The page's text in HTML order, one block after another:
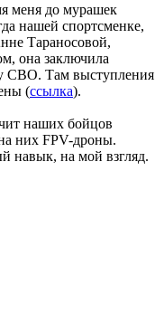
меня до мурашек
нашей спортсменке,
Тараносовой,
она заключила
СВО. Там выступления
(ссылка).
наших бойцов
них FPV-дроны.
навык, на мой взгляд.